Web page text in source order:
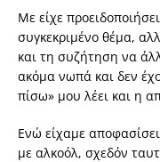
Με είχε
συγκεκριμένο θέμα,
και τη συζήτηση να
ακόμα νωπά και δεν
πίσω» μου λέει και η
Ενώ είχαμε
με αλκοόλ, σχεδόν